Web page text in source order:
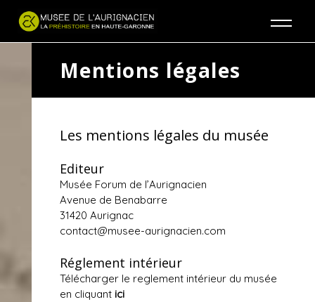
Mentions légales
Les mentions légales du musée
Editeur
Musée Forum de l’Aurignacien
Avenue de Benabarre
31420 Aurignac
contact@musee-aurignacien.com
Réglement intérieur
Télécharger le reglement intérieur du musée
en cliquant ici